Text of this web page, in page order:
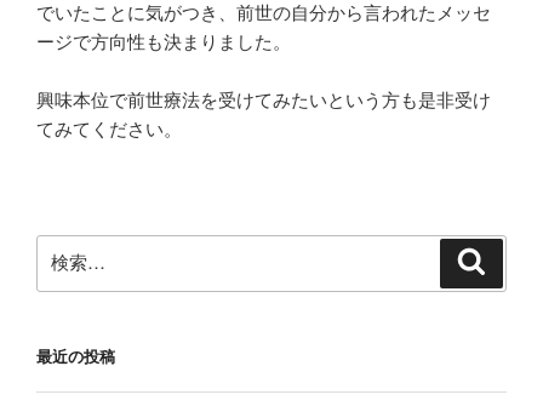
でいたことに気がつき、前世の自分から言われたメッセ
ージで方向性も決まりました。
興味本位で前世療法を受けてみたいという方も是非受け
てみてください。
索:
最近の投稿